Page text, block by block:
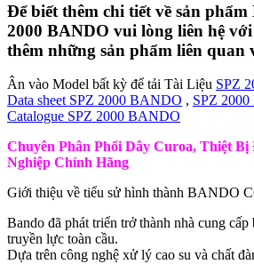
Để biết thêm chi tiết về sản
2000 BANDO vui lòng liên hệ
thêm những sản phẩm liên
Ân vào Model bất kỳ để tải Tài Liệu SPZ
Data sheet SPZ 2000 BANDO , SPZ
Catalogue SPZ 2000 BANDO
Chuyên Phân Phối Dây Curoa, Thiệt
Nghiệp Chính Hãng
Giới thiệu về tiểu sử hình thành BANDO
Bando đã phát triển trở thành nhà cung cấp
truyền lực toàn cầu.
Dựa trên công nghệ xử lý cao su và chất